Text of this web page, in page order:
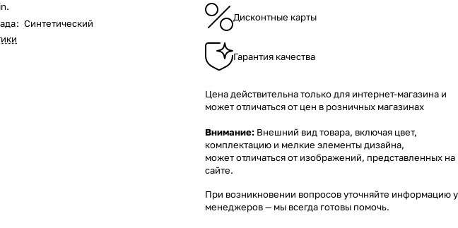
: Синтетический
Дисконтные карты
Гарантия качества
Цена действительна только для интернет-магазина и
может отличаться от цен в розничных магазинах
Внимание: Внешний вид товара, включая цвет,
комплектацию и мелкие элементы дизайна,
может отличаться от изображений, представленных на
сайте.
При возникновении вопросов уточняйте информацию у
менеджеров— мы всегда готовы помочь.